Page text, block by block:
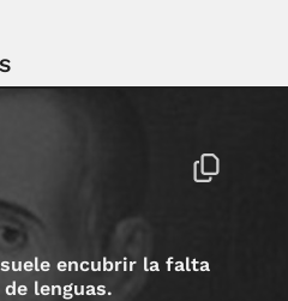
encubrir la falta
lenguas.